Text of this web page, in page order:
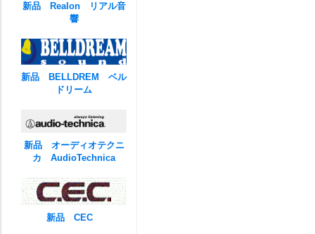
新品 Realon リアル音
響
新品 BELLDREM ベル
ドリーム
新品 オーディオテクニ
カ AudioTechnica
新品 CEC